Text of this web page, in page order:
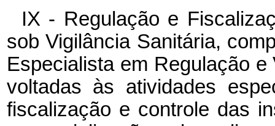
IX - Regulação e
sob Vigilância Sanitária,
Especialista em Regulação
voltadas às atividades
fiscalização e controle das